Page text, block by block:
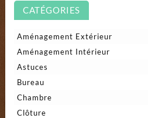
CATÉGORIES
Aménagement Extérieur
Aménagement Intérieur
Astuces
Bureau
Chambre
Clôture